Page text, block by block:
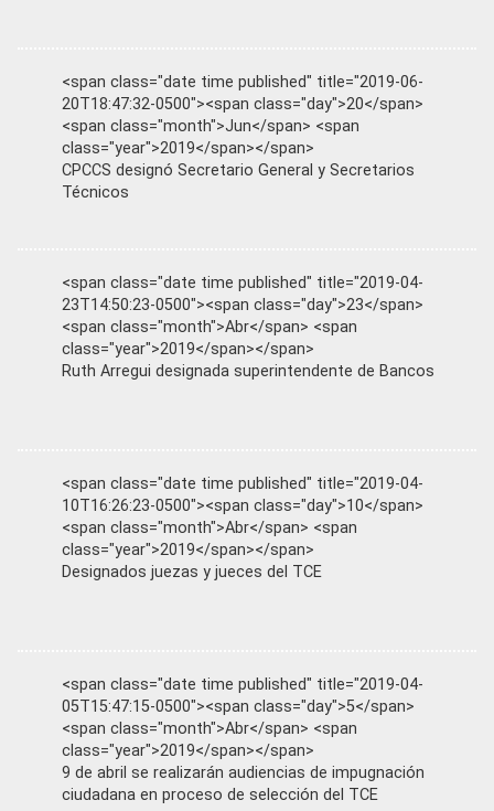
<span class="date time published" title="2019-06-
20T18:47:32-0500"><span class="day">20</span>
<span class="month">Jun</span> <span
class="year">2019</span></span>
CPCCS designó Secretario General y Secretarios
Técnicos
<span class="date time published" title="2019-04-
23T14:50:23-0500"><span class="day">23</span>
<span class="month">Abr</span> <span
class="year">2019</span></span>
Ruth Arregui designada superintendente de Bancos
<span class="date time published" title="2019-04-
10T16:26:23-0500"><span class="day">10</span>
<span class="month">Abr</span> <span
class="year">2019</span></span>
Designados juezas y jueces del TCE
<span class="date time published" title="2019-04-
05T15:47:15-0500"><span class="day">5</span>
<span class="month">Abr</span> <span
class="year">2019</span></span>
9 de abril se realizarán audiencias de impugnación
ciudadana en proceso de selección del TCE